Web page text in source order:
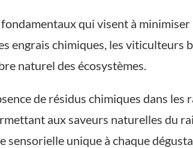
qui visent à
engrais chimiques, les
naturel des écosystèmes.
de résidus chimiques dans
aux saveurs naturelles du
unique à chaque